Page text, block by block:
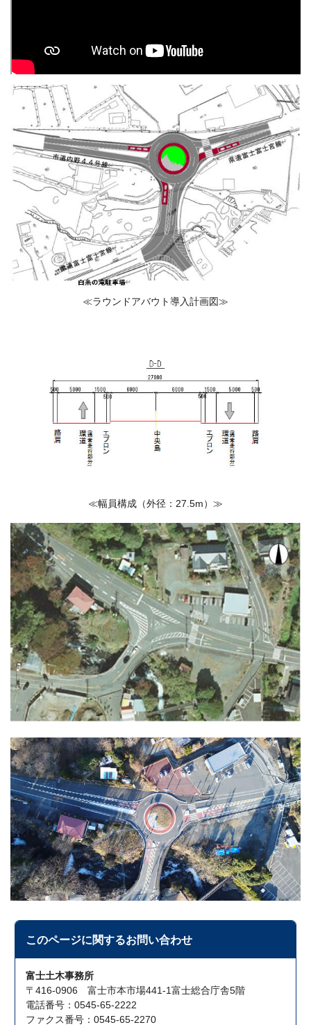
≪ラウンドアバウト導入計画図≫
≪幅員構成（外径：27.5m）≫
このページに関するお問い合わせ
富士土木事務所
〒416-0906 富士市本市場441-1富士総合庁舎5階
電話番号：0545-65-2222
ファクス番号：0545-65-2270